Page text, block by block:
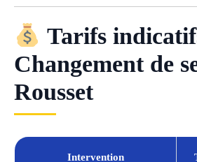
Tarifs
Changement de
Rousset
Intervention